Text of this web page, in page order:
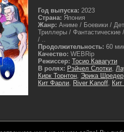
Год выпуска: 2023
Страна: Япония
Жанр: Аниме / Боевики /
Триллеры /
/ ..
Продолжительность: 60
Качество: WEBRip
Режиссер: Тосио Кавагути
В ролях: Рэйчел Слотки,
Кирк Торнтон, Эрика Шредер
Кит Фарли, River Kanoff,